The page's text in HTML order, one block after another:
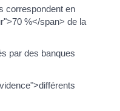
correspondent en
%</span> de la
par des banques